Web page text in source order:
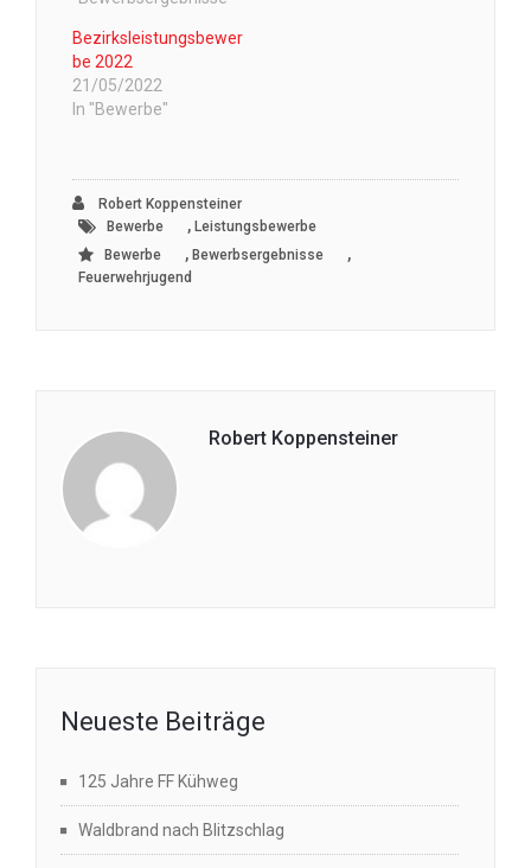
Bezirksleistungsbewer
be 2022
21/05/2022
In "Bewerbe"
Robert Koppensteiner
Bewerbe
, Leistungsbewerbe
Bewerbe
, Bewerbsergebnisse ,
Feuerwehrjugend
Robert Koppensteiner
Neueste Beiträge
125 Jahre FF Kühweg
Waldbrand nach Blitzschlag